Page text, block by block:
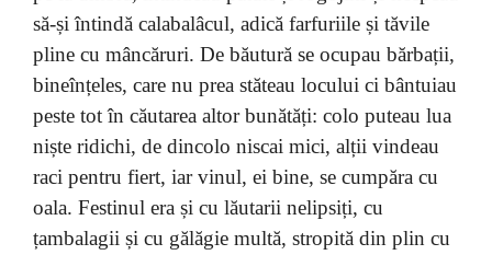
să-și întindă calabalâcul, adică farfuriile și tăvile
pline cu mâncăruri. De băutură se ocupau bărbații,
bineînțeles, care nu prea stăteau locului ci bântuiau
peste tot în căutarea altor bunătăți: colo puteau lua
niște ridichi, de dincolo niscai mici, alții vindeau
raci pentru fiert, iar vinul, ei bine, se cumpăra cu
oala. Festinul era și cu lăutarii nelipsiți, cu
țambalagii și cu gălăgie multă, stropită din plin cu